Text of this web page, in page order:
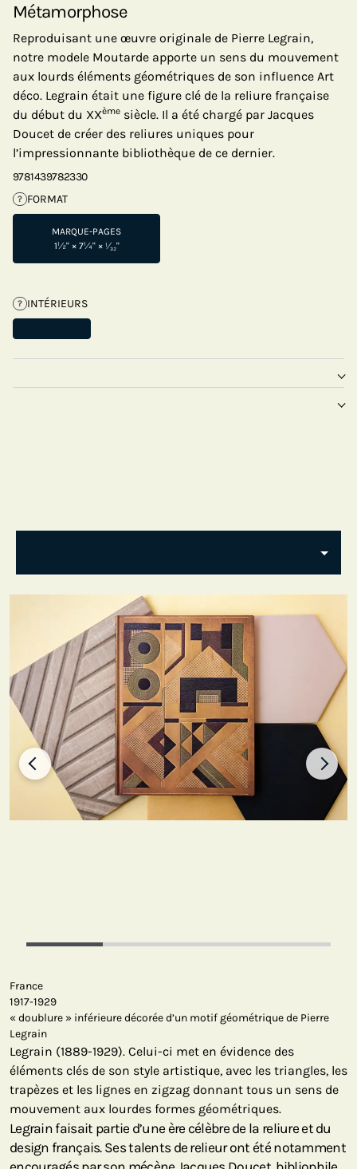
Métamorphose
Reproduisant une œuvre originale de Pierre Legrain,
notre modele Moutarde apporte un sens du mouvement
aux lourds éléments géométriques de son influence Art
déco. Legrain était une figure clé de la reliure française
du début du XXème siècle. Il a été chargé par Jacques
Doucet de créer des reliures uniques pour
l’impressionnante bibliothèque de ce dernier.
9781439782330
? FORMAT
MARQUE-PAGES
1½" × 7¼" × ¹⁄₃₂"
? INTÉRIEURS
France
1917-1929
« doublure » inférieure décorée d’un motif géométrique de Pierre
Legrain
Legrain (1889-1929). Celui-ci met en évidence des
éléments clés de son style artistique, avec les triangles, les
trapèzes et les lignes en zigzag donnant tous un sens de
mouvement aux lourdes formes géométriques.
Legrain faisait partie d’une ère célèbre de la reliure et du
design français. Ses talents de relieur ont été notamment